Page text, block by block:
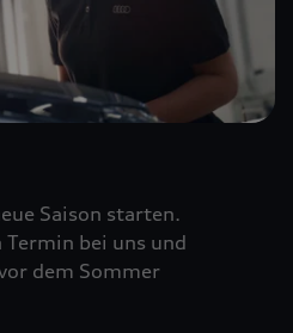
Saison starten.
Termin bei uns und
dem Sommer